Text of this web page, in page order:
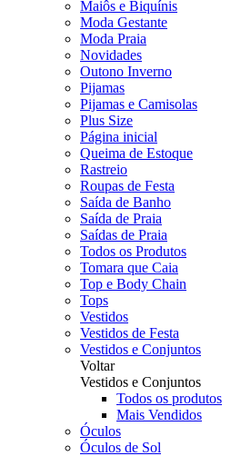
Maiôs e Biquínis
Moda Gestante
Moda Praia
Novidades
Outono Inverno
Pijamas
Pijamas e Camisolas
Plus Size
Página inicial
Queima de Estoque
Rastreio
Roupas de Festa
Saída de Banho
Saída de Praia
Saídas de Praia
Todos os Produtos
Tomara que Caia
Top e Body Chain
Tops
Vestidos
Vestidos de Festa
Vestidos e Conjuntos
Voltar
Vestidos e Conjuntos
Todos os produtos
Mais Vendidos
Óculos
Óculos de Sol